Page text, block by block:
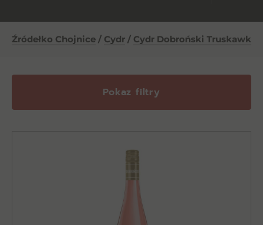
Źródełko Chojnice / Cydr / Cydr Dobroński Truskawka
Pokaz filtry